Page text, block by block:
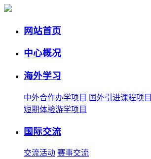
网站首页
中心概况
海外学习
中外合作办学项目 国外引进课程项目
短期体验游学项目
国际交流
交流活动 赛事交流